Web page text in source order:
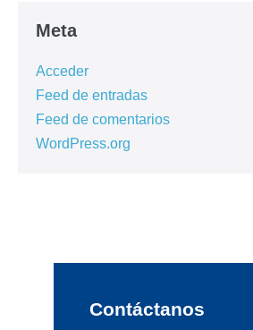
Meta
Acceder
Feed de entradas
Feed de comentarios
WordPress.org
Contáctanos